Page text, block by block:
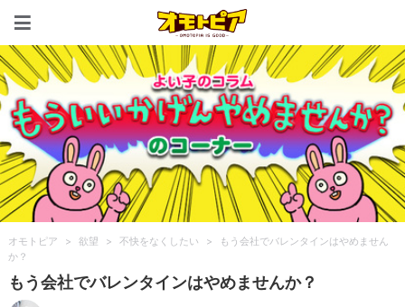
オモトピア > 欲望 > 不快をなくしたい >
もう会社でバレンタインはやめません
か？
もう会社でバレンタインはやめませんか？